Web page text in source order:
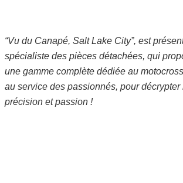
“Vu du Canapé, Salt Lake City”, est
spécialiste des pièces détachées, qui
une gamme complète dédiée au
au service des passionnés, pour décrypter
précision et passion !